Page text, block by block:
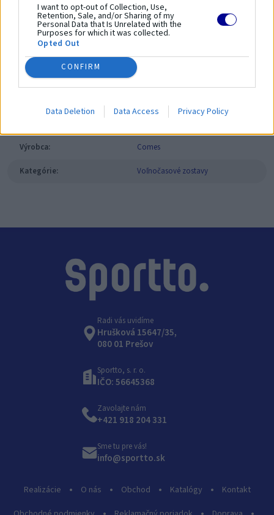
I want to opt-out of Collection, Use,
Retention, Sale, and/or Sharing of my
Personal Data that Is Unrelated with the
Purposes for which it was collected.
Opted Out
CONFIRM
Data Deletion Data Access Privacy Policy
Bezpečnostný povrch:
Ne/Vyžaduje sa
Dĺžka bezpečnostnej zóny: 0 cm
Šírka bezpečnostnej zóny:
0 cm
Plocha bezpečnostnej zóny:0 m²
Parametre
Výrobca: Comes
Kategórie: Voľnočasové zostavy
Radi vás uvidíme
Hrušková 15647/35,
080 01 Prešov
Sportto, s. r. o.
IČO: 56645368
Realizácie O nás Obchod Katalógy
Kontakt
Zavolajte nám
+421 918 204 331
Sme tu pre vás!
info@sportto.sk